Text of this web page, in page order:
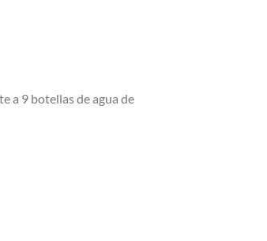
a 9 botellas de agua de